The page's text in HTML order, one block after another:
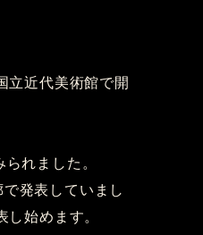
立近代美術館で開
れました。
発表していまし
始めます。